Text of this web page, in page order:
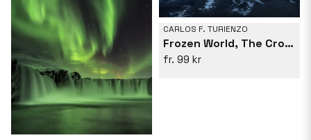
CARLOS F. TURIENZO
Frozen World, The Crown
99 kr